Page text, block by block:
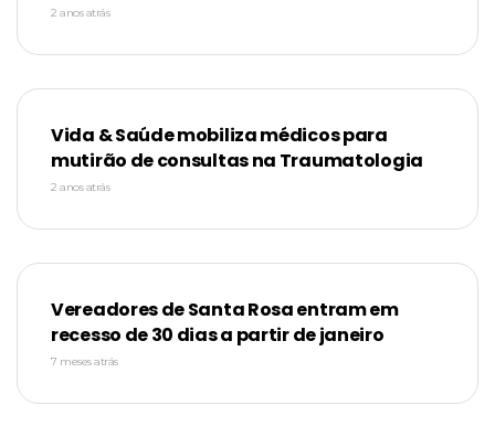
2 anos atrás
Vida & Saúde mobiliza médicos para
mutirão de consultas na Traumatologia
2 anos atrás
Vereadores de Santa Rosa entram em
recesso de 30 dias a partir de janeiro
7 meses atrás